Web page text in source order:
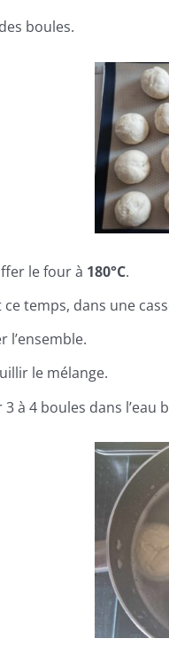
boules.
le four à 180°C.
ce temps, dans une
l’ensemble.
le mélange.
3 à 4 boules dans l’eau